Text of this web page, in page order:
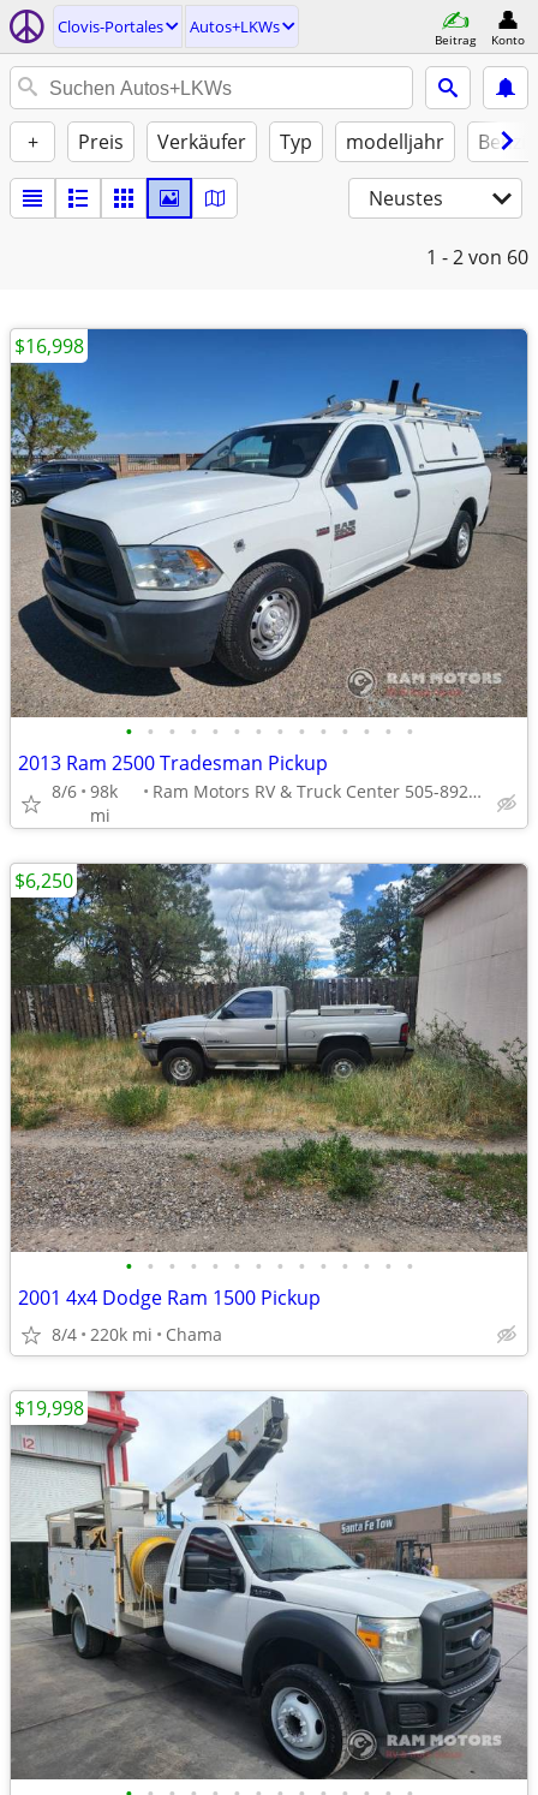
Clovis-Portales Autos+LKWs
Beitrag Konto
+ Preis Verkäufer Typ modelljahr Benzin
Neustes
1 - 2von 60
• • • • • • • • • • • • • •
2013 Ram 2500 Tradesman Pickup
8/6 98k
mi
Ram Motors RV & Truck Center 505-892-3600
$16,998
• • • • • • • • • • • • • •
2001 4x4 Dodge Ram 1500 Pickup
8/4 220k mi Chama
$6,250
$19,998